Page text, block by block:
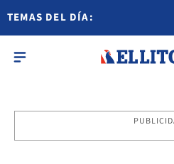
TEMAS DEL DÍA: